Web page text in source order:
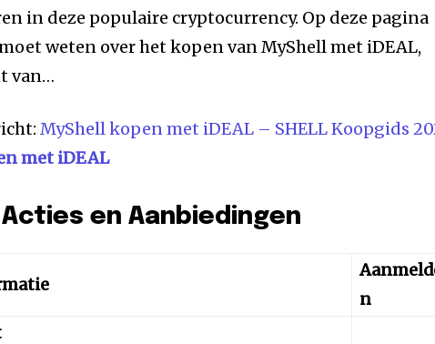
in deze populaire cryptocurrency. Op deze pagina
weten over het kopen van MyShell met iDEAL,
van…
MyShell kopen met iDEAL – SHELL Koopgids
met iDEAL
en Aanbiedingen
n